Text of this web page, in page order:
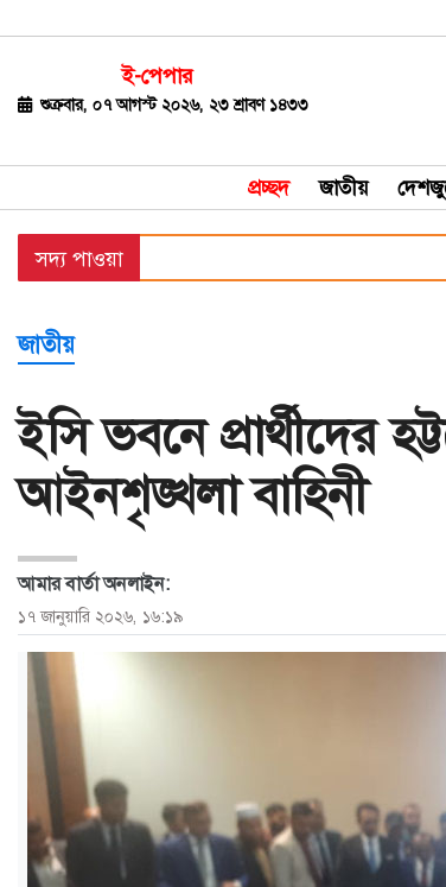
ই-পেপার
শুক্রবার, ০৭ আগস্ট ২০২৬, ২৩ শ্রাবণ ১৪৩৩
প্রচ্ছদ জাতীয়
জাতীয়
রাজনীতি
বিশ্ব
বাণিজ্য
বিনোদন
খেলাধুলা
ধর্ম
ও
জীবন
মতামত
শিক্ষা
রাজধানী
আইন-
আদালত
সদ্য পাওয়া
জাতীয়
ইসি ভবনে প্রার্থীদের
আইনশৃঙ্খলা বাহিনী
আমার বার্তা অনলাইন:
১৭ জানুয়ারি ২০২৬, ১৬:১৯